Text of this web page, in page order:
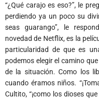
“¿Qué carajo es eso?”, le
perdiendo ya un poco su
seas guarango”, le
novedad de Netflix, es la
particularidad de que es
podemos elegir el camino
de la situación. Como los
cuando éramos niños.
Cultito, “¡como los dioses